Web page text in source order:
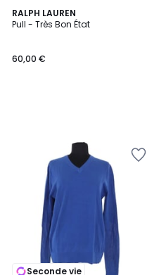
RALPH LAUREN
Pull - Très Bon État
60,00 €
Seconde vie